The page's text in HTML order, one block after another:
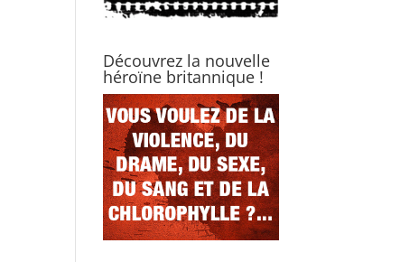
Découvrez la nouvelle
héroïne britannique !